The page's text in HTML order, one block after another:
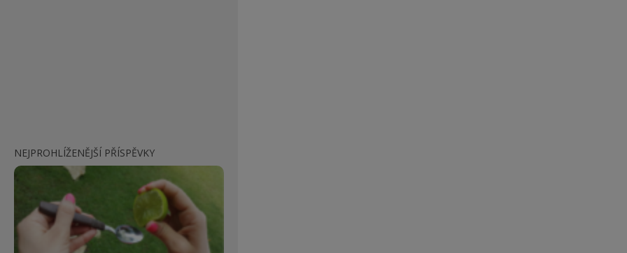
NEJPROHLÍŽENĚJŠÍ PŘÍSPĚVKY